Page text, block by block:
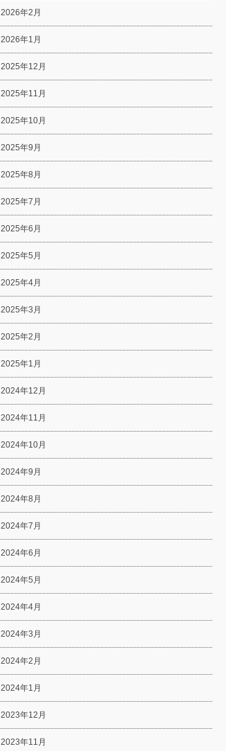
2026年2月
2026年1月
2025年12月
2025年11月
2025年10月
2025年9月
2025年8月
2025年7月
2025年6月
2025年5月
2025年4月
2025年3月
2025年2月
2025年1月
2024年12月
2024年11月
2024年10月
2024年9月
2024年8月
2024年7月
2024年6月
2024年5月
2024年4月
2024年3月
2024年2月
2024年1月
2023年12月
2023年11月